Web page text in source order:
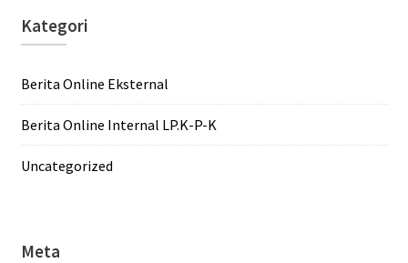
Kategori
Berita Online Eksternal
Berita Online Internal LP.K-P-K
Uncategorized
Meta